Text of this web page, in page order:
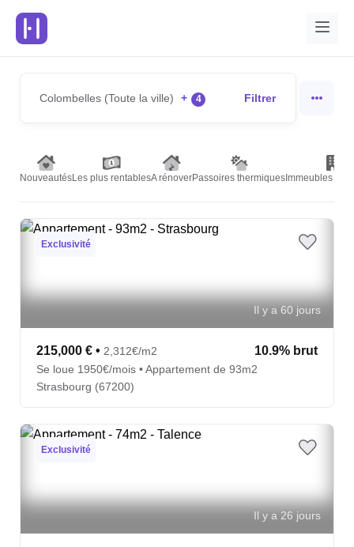
Colombelles (Toute la ville) + 4 Filtrer
NouveautésLes plus rentablesA rénoverPassoires thermiques Immeubles de
Exclusivité
Il y a 60 jours
215,000 € • 2,312€/m2 10.9% brut
Se loue 1950€/mois • Appartement de 93m2
Strasbourg (67200)
Exclusivité
Il y a 26 jours